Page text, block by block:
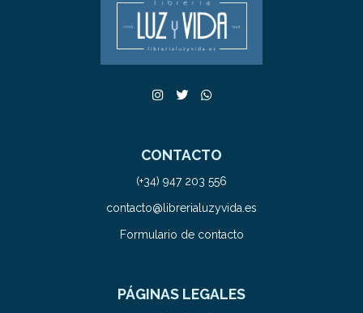
CONTACTO
(+34) 947 203 556
contacto@librerialuzyvida.es
Formulario de contacto
PÁGINAS LEGALES